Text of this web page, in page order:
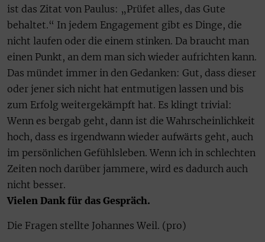
ist das Zitat von Paulus: „Prüfet alles, das Gute
behaltet.“ In jedem Engagement gibt es Dinge, die
nicht laufen oder die einem stinken. Da braucht man
einen Punkt, an dem man sich wieder aufrichten kann.
Das mündet immer in den Gedanken: Gut, dass dieser
oder jener sich nicht hat entmutigen lassen und bis
zum Erfolg weitergekämpft hat. Es klingt trivial:
Wenn es bergab geht, dann ist die Wahrscheinlichkeit
hoch, dass es irgendwann wieder aufwärts geht, auch
im persönlichen Gefühlsleben. Wenn ich in schlechten
Zeiten noch darüber jammere, wird es dadurch auch
nicht besser.
Vielen Dank für das Gespräch.
Die Fragen stellte Johannes Weil. (pro)